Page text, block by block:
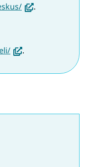
(avautuu
siirryt
palveluun)
.
(avautuu
.